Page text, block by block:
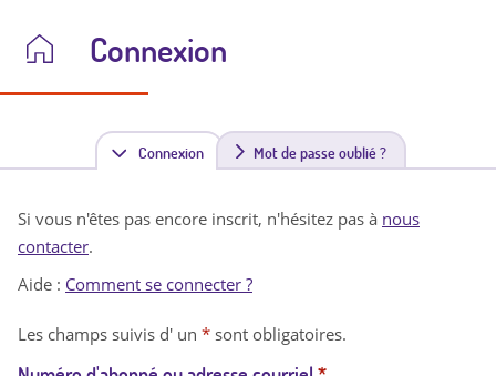
Connexion
Connexion(
n
Mot de passe oublié ?
Si vous n'êtes pas encore inscrit, n'hésitez pas à nous
contacter.
Aide : Comment se connecter ?
Les champs suivis d' un * sont obligatoires.